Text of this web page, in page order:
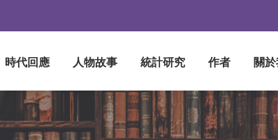
時代回應 人物故事 統計研究 作者 關